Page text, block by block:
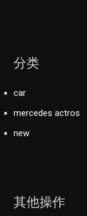
分类
car
mercedes actros
new
其他操作